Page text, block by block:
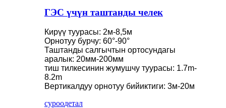
ГЭС үчүн таштанды челек
Кирүү туурасы: 2м-8,5м
Орнотуу бурчу: 60°-90°
Таштанды салгычтын ортосундагы
аралык: 20мм-200мм
тиш тилкесинин жумушчу туурасы: 1.7m-
8.2m
Вертикалдуу орнотуу бийиктиги: 3м-20м
суроодетал